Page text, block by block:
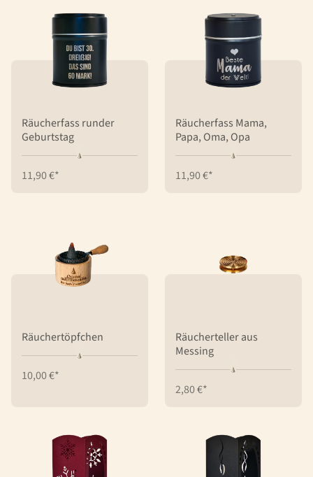
Räucherfass runder
Geburtstag
11,90 €*
Räucherfass Mama,
Papa, Oma, Opa
11,90 €*
Räuchertöpfchen
10,00 €*
Räucherteller aus
Messing
2,80 €*